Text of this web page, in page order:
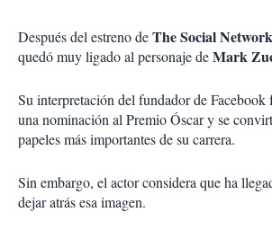
Después del estreno deThe Social Network
quedó muy ligado al personaje deMark
Su interpretación del fundador de Facebook
una nominación al Premio Óscar y se
papeles más importantes de su carrera.
Sin embargo, el actor considera que ha
dejar atrás esa imagen.